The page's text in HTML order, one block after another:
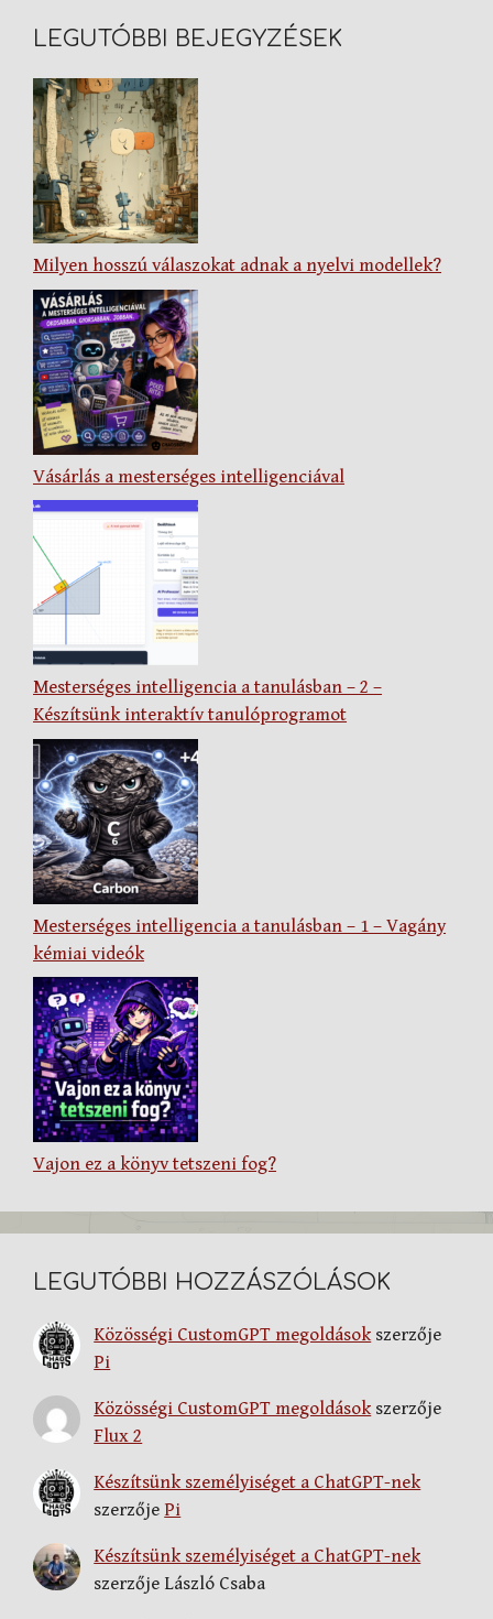
LEGUTÓBBI BEJEGYZÉSEK
Milyen hosszú válaszokat adnak a nyelvi modellek?
Vásárlás a mesterséges intelligenciával
Mesterséges intelligencia a tanulásban – 2 –
Készítsünk interaktív tanulóprogramot
Mesterséges intelligencia a tanulásban – 1 – Vagány
kémiai videók
Vajon ez a könyv tetszeni fog?
LEGUTÓBBI HOZZÁSZÓLÁSOK
Közösségi CustomGPT megoldásokszerzője
Pi
Közösségi CustomGPT megoldásokszerzője
Flux 2
Készítsünk személyiséget a ChatGPT-nek
szerzője Pi
Készítsünk személyiséget a ChatGPT-nek
szerzője László Csaba